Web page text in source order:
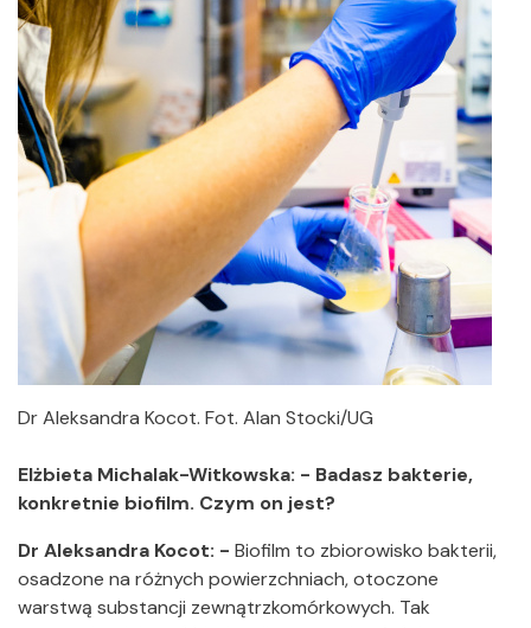
Dr Aleksandra Kocot. Fot. Alan Stocki/UG
Elżbieta Michalak-Witkowska: - Badasz bakterie,
konkretnie biofilm. Czym on jest?
Dr Aleksandra Kocot: - Biofilm to zbiorowisko bakterii,
osadzone na różnych powierzchniach, otoczone
warstwą substancji zewnątrzkomórkowych. Tak